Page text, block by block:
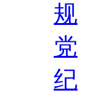
规
党
纪